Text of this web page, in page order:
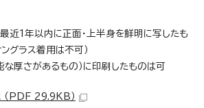
1年以内に正面・上半身を鮮明に写したも
ングラス着用は不可）
厚さがあるもの）に印刷したものは可
PDF 29.9KB）